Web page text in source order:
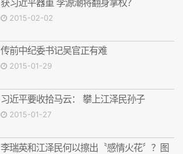
2015-02-02
传前中纪委书记吴官正有难
2015-01-29
习近平要收拾马云： 攀上江泽民孙子
2015-01-27
李瑞英和江泽民何以擦出〝感情火花〞？图